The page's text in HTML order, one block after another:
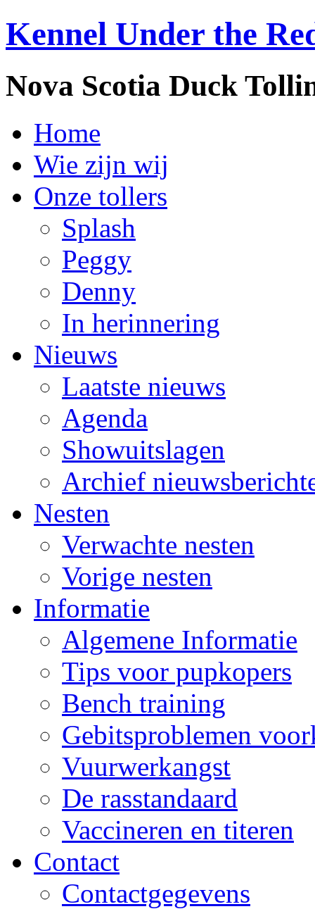
Kennel Under the
Nova Scotia Duck
Home
Wie zijn wij
Onze tollers
Splash
Peggy
Denny
In herinnering
Nieuws
Laatste nieuws
Agenda
Showuitslagen
Archief
Nesten
Verwachte nesten
Vorige nesten
Informatie
Algemene Informatie
Tips voor pupkopers
Bench training
Gebitsproblemen
Vuurwerkangst
De rasstandaard
Vaccineren en titeren
Contact
Contactgegevens